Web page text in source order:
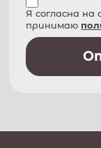
Я согласна
принимаю